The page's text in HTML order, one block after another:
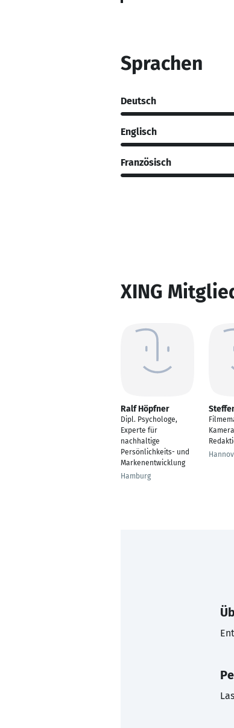
Sprachen
Deutsch
Englisch
Französisch
XING
Ralf Höpfner
Dipl. Psychologe,
Experte für
nachhaltige
Persönlichkeits- und
Markenentwicklung
Hamburg